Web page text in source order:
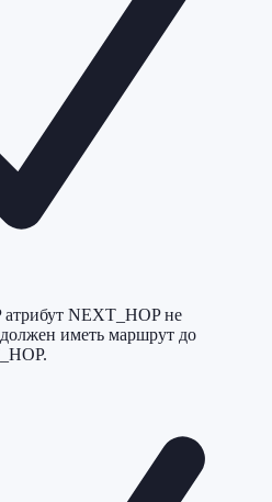
NEXT_HOP не
иметь маршрут до